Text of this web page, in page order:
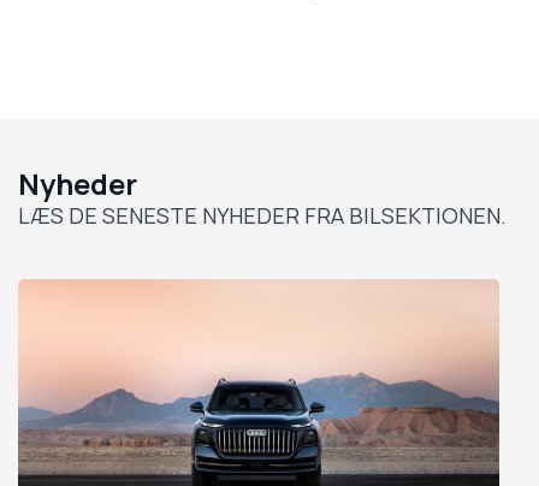
Nyheder
LÆS DE SENESTE NYHEDER FRA BILSEKTIONEN.